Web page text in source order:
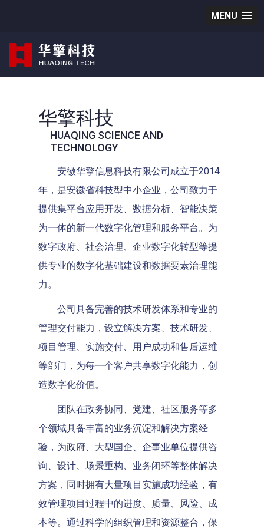
MENU
华擎科技
HUAQING SCIENCE AND
TECHNOLOGY
安徽华擎信息科技有限公司成立于2014
年，是安徽省科技型中小企业，公司致力于
提供集平台应用开发、数据分析、智能决策
为一体的新一代数字化管理和服务平台。为
数字政府、社会治理、企业数字化转型等提
供专业的数字化基础建设和数据要素治理能
力。
公司具备完善的技术研发体系和专业的
管理交付能力，设立解决方案、技术研发、
项目管理、实施交付、用户成功和售后运维
等部门，为每一个客户共享数字化能力，创
造数字化价值。
团队在政务协同、党建、社区服务等多
个领域具备丰富的业务沉淀和解决方案经
验，为政府、大型国企、企事业单位提供咨
询、设计、场景重构、业务闭环等整体解决
方案，同时拥有大量项目实施成功经验，有
效管理项目过程中的进度、质量、风险、成
本等。通过科学的组织管理和资源整合，保